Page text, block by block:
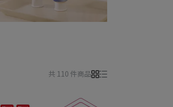
共 110 件商品